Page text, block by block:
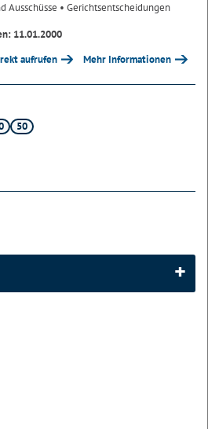
Ausschüsse • Gerichtsentscheidungen
11.01.2000
aufrufen Mehr Informationen
50